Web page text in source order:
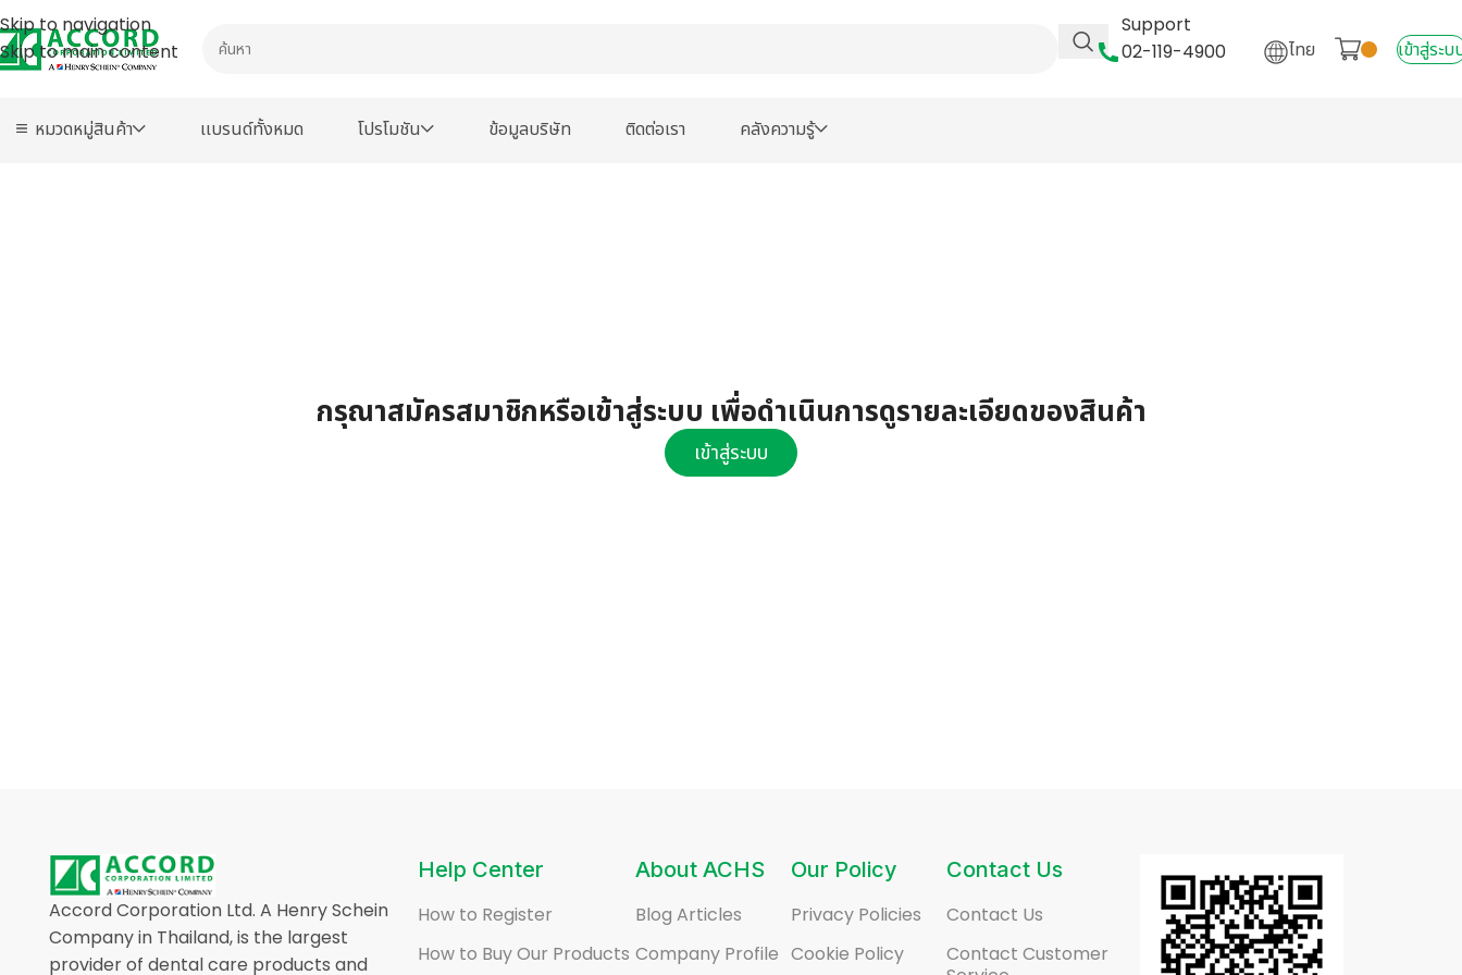
Skip to navigation
Skip to main content
Support
02-119-4900
ไทย เข้าสู่ระบ
หมวดหมู่สินค้า เเบรนด์ทั้งหมด โปรโมชัน ข้อมูลบริษัท ติดต่อเรา คลังความรู้
กรุณาสมัครสมาชิกหรือเข้าสู่ระบบ เพื่อดำเนินการดูรายละเอียดของสินค้า
เข้าสู่ระบบ
Accord Corporation Ltd. A Henry Schein
Company in Thailand, is the largest
provider of dental care products and
Help Center
How to Register
How to Buy Our Products
About ACHS
Blog Articles
Company Profile
Our Policy
Privacy Policies
Cookie Policy
Contact Us
Contact Us
Contact Customer